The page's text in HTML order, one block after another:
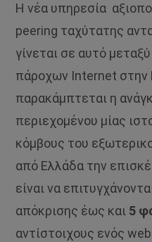
Η νέα υπηρεσία
peering ταχύτατης
γίνεται σε αυτό
πάροχων Internet στην
παρακάμπτεται η
περιεχομένου μίας
κόμβους του
από Ελλάδα την
είναι να
απόκρισης έως και5
αντίστοιχους ενός